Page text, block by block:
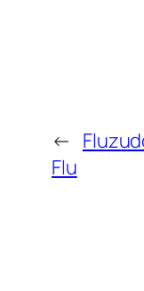
←
Flu